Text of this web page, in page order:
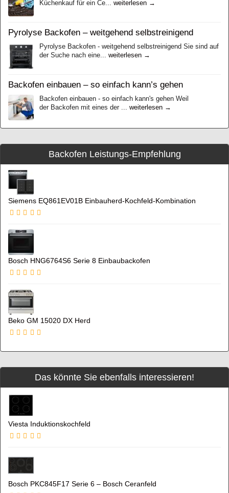
Küchenkauf für ein Ce...weiterlesen →
Pyrolyse Backofen – weitgehend selbstreinigend
Pyrolyse Backofen - weitgehend selbstreinigend Sie sind auf
der Suche nach eine...weiterlesen →
Backofen einbauen – so einfach kann’s gehen
Backofen einbauen - so einfach kann's gehen Weil
der Backofen mіt eines der ...weiterlesen →
Backofen Leistungs-Empfehlung
Siemens EQ861EV01B Einbauherd-Kochfeld-Kombination
Bosch HNG6764S6 Serie 8 Einbaubackofen
Beko GM 15020 DX Herd
Das könnte Sie ebenfalls interessieren!
Viesta Induktionskochfeld
Bosch PKC845F17 Serie 6 – Bosch Ceranfeld